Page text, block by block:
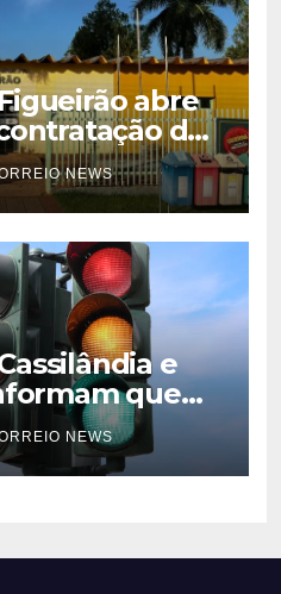
abre
de
NEWS
e
que
as ruas Amin
Paulino
NEWS